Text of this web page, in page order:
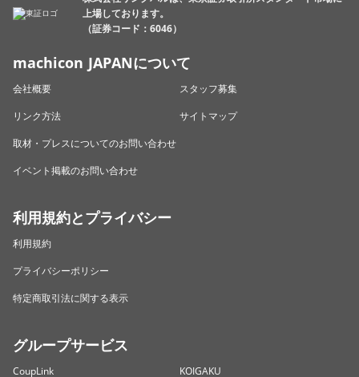
上場しております。
（証券コード：6046）
machicon JAPANについて
会社概要
スタッフ募集
リンク方法
サイトマップ
取材・プレスについてのお問い合わせ
イベント掲載のお問い合わせ
利用規約とプライバシー
利用規約
プライバシーポリシー
特定商取引法に関する表示
グループサービス
CoupLink KOIGAKU